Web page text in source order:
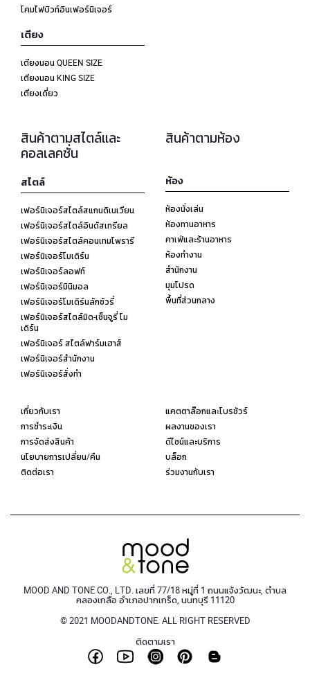
โคมไฟบิวท์อินเฟอร์นิเจอร์
เตียง
เตียงนอน QUEEN SIZE
เตียงนอน KING SIZE
เตียงเดี่ยว
สินค้าตามสไตล์และ
คอลเลคชั่น
สไตล์
เฟอร์นิเจอร์สไตล์สแกนดิเนเวียน
เฟอร์นิเจอร์สไตล์อินดัสเทรียล
เฟอร์นิเจอร์สไตล์คอนเทมโพรารี
เฟอร์นิเจอร์โมเดิร์น
เฟอร์นิเจอร์ลอฟท์
เฟอร์นิเจอร์มินิมอล
เฟอร์นิเจอร์โมเดิร์นลักชัวรี่
เฟอร์นิเจอร์สไตล์มิด-เซ็นจูรี่ โม
เดิร์น
เฟอร์นิเจอร์ สไตล์ฟาร์มเฮาส์
เฟอร์นิเจอร์สำนักงาน
เฟอร์นิเจอร์สั่งทำ
สินค้าตามห้อง
ห้อง
ห้องนั่งเล่น
ห้องทานอาหาร
คาเฟ่และร้านอาหาร
ห้องทำงาน
สำนักงาน
มุมโปรด
พื้นที่ส่วนกลาง
เกี่ยวกับเรา
การชำระเงิน
การจัดส่งสินค้า
นโยบายการเปลี่ยน/คืน
ติดต่อเรา
แคตตาล๊อกและโบรชัวร์
ผลงานของเรา
ดีไซน์และบริการ
บล็อก
ร่วมงานกับเรา
MOOD AND TONE CO., LTD. เลขที่ 77/18 หมู่ที่ 1 ถนนแจ้งวัฒนะ, ตำบล
คลองเกลือ อำเภอปากเกร็ด, นนทบุรี 11120
© 2021 MOODANDTONE. ALL RIGHT RESERVED
ติดตามเรา